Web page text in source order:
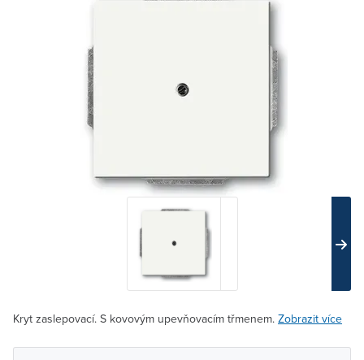
Kryt zaslepovací. S kovovým upevňovacím třmenem. Zobrazit více